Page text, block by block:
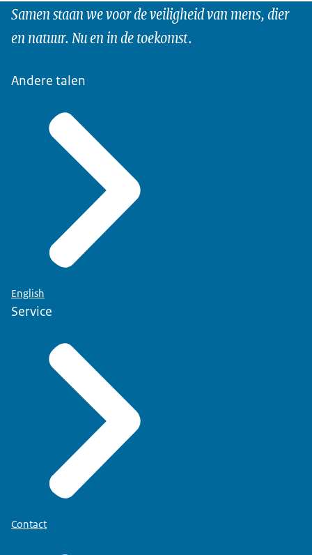
Samen staan we voor de veiligheid van mens, dier
en natuur. Nu en in de toekomst.
Andere talen
English
Service
Contact